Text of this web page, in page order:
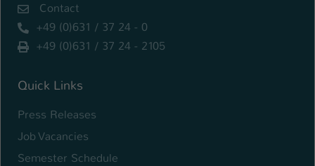
Contact
+49 (0)631 / 37 24 - 0
+49 (0)631 / 37 24 - 2105
Quick Links
Press Releases
Job Vacancies
Semester Schedule